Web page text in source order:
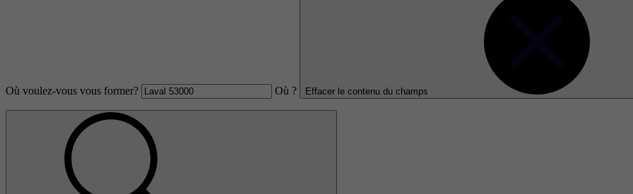
Où voulez-vous vous former? Où ? Effacer le contenu du champs